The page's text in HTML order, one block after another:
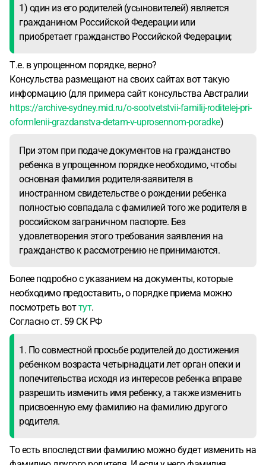
1) один из его родителей (усыновителей) является
гражданином Российской Федерации или
приобретает гражданство Российской Федерации;
Т.е. в упрощенном порядке, верно?
Консульства размещают на своих сайтах вот такую
информацию (для примера сайт консульства Австралии
https://archive-sydney.mid.ru/o-sootvetstvii-familij-roditelej-pri-
oformlenii-grazdanstva-detam-v-uprosennom-poradke)
При этом при подаче документов на гражданство
ребенка в упрощенном порядке необходимо, чтобы
основная фамилия родителя-заявителя в
иностранном свидетельстве о рождении ребенка
полностью совпадала с фамилией того же родителя в
российском заграничном паспорте. Без
удовлетворения этого требования заявления на
гражданство к рассмотрению не принимаются.
Более подробно с указанием на документы, которые
необходимо предоставить, о порядке приема можно
посмотреть воттут.
Согласно ст. 59 СК РФ
1. По совместной просьбе родителей до достижения
ребенком возраста четырнадцати лет орган опеки и
попечительства исходя из интересов ребенка вправе
разрешить изменить имя ребенку, а также изменить
присвоенную ему фамилию на фамилию другого
родителя.
То есть впоследствии фамилию можно будет изменить на